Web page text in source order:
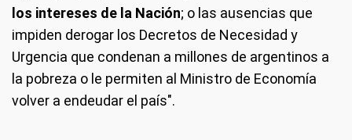
los intereses de la Nación; o las ausencias que
impiden derogar los Decretos de Necesidad y
Urgencia que condenan a millones de argentinos a
la pobreza o le permiten al Ministro de Economía
volver a endeudar el país".